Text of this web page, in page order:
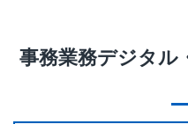
事務業務デジタル